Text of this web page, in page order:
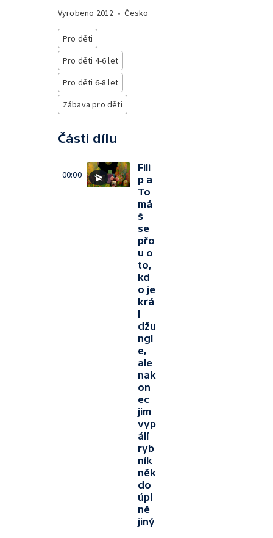
Vyrobeno 2012 •Česko
Pro děti
Pro děti 4-6 let
Pro děti 6-8 let
Zábava pro děti
Části dílu
00:00
Fili
p a
To
má
š
se
přo
u o
to,
kd
o je
krá
l
džu
ngl
e,
ale
nak
on
ec
jim
vyp
álí
ryb
ník
něk
do
úpl
ně
jiný